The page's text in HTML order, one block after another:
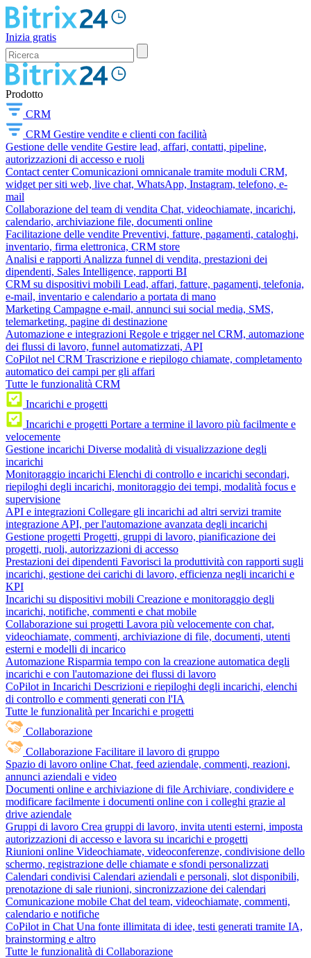
Inizia gratis
Prodotto
CRM
CRM Gestire vendite e clienti con facilità
Gestione delle vendite Gestire lead, affari, contatti, pipeline,
autorizzazioni di accesso e ruoli
Contact center Comunicazioni omnicanale tramite moduli CRM,
widget per siti web, live chat, WhatsApp, Instagram, telefono, e-
mail
Collaborazione del team di vendita Chat, videochiamate, incarichi,
calendario, archiviazione file, documenti online
Facilitazione delle vendite Preventivi, fatture, pagamenti, cataloghi,
inventario, firma elettronica, CRM store
Analisi e rapporti Analizza funnel di vendita, prestazioni dei
dipendenti, Sales Intelligence, rapporti BI
CRM su dispositivi mobili Lead, affari, fatture, pagamenti, telefonia,
e-mail, inventario e calendario a portata di mano
Marketing Campagne e-mail, annunci sui social media, SMS,
telemarketing, pagine di destinazione
Automazione e integrazioni Regole e trigger nel CRM, automazione
dei flussi di lavoro, funnel automatizzati, API
CoPilot nel CRM Trascrizione e riepilogo chiamate, completamento
automatico dei campi per gli affari
Tutte le funzionalità CRM
Incarichi e progetti
Incarichi e progetti Portare a termine il lavoro più facilmente e
velocemente
Gestione incarichi Diverse modalità di visualizzazione degli
incarichi
Monitoraggio incarichi Elenchi di controllo e incarichi secondari,
riepiloghi degli incarichi, monitoraggio dei tempi, modalità focus e
supervisione
API e integrazioni Collegare gli incarichi ad altri servizi tramite
integrazione API, per l'automazione avanzata degli incarichi
Gestione progetti Progetti, gruppi di lavoro, pianificazione dei
progetti, ruoli, autorizzazioni di accesso
Prestazioni dei dipendenti Favorisci la produttività con rapporti sugli
incarichi, gestione dei carichi di lavoro, efficienza negli incarichi e
KPI
Incarichi su dispositivi mobili Creazione e monitoraggio degli
incarichi, notifiche, commenti e chat mobile
Collaborazione sui progetti Lavora più velocemente con chat,
videochiamate, commenti, archiviazione di file, documenti, utenti
esterni e modelli di incarico
Automazione Risparmia tempo con la creazione automatica degli
incarichi e con l'automazione dei flussi di lavoro
CoPilot in Incarichi Descrizioni e riepiloghi degli incarichi, elenchi
di controllo e commenti generati con l'IA
Tutte le funzionalità per Incarichi e progetti
Collaborazione
Collaborazione Facilitare il lavoro di gruppo
Spazio di lavoro online Chat, feed aziendale, commenti, reazioni,
annunci aziendali e video
Documenti online e archiviazione di file Archiviare, condividere e
modificare facilmente i documenti online con i colleghi grazie al
drive aziendale
Gruppi di lavoro Crea gruppi di lavoro, invita utenti esterni, imposta
autorizzazioni di accesso e lavora su incarichi e progetti
Riunioni online Videochiamate, videoconferenze, condivisione dello
schermo, registrazione delle chiamate e sfondi personalizzati
Calendari condivisi Calendari aziendali e personali, slot disponibili,
prenotazione di sale riunioni, sincronizzazione dei calendari
Comunicazione mobile Chat del team, videochiamate, commenti,
calendario e notifiche
CoPilot in Chat Una fonte illimitata di idee, testi generati tramite IA,
brainstorming e altro
Tutte le funzionalità di Collaborazione